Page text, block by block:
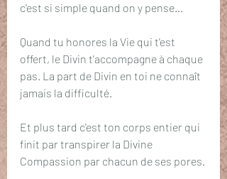
c'est si simple quand on y pense...
Quand tu honores la Vie qui t'est
offert, le Divin t'accompagne à chaque
pas. La part de Divin en toi ne connaît
jamais la difficulté.
Et plus tard c'est ton corps entier qui
finit par transpirer la Divine
Compassion par chacun de ses pores.